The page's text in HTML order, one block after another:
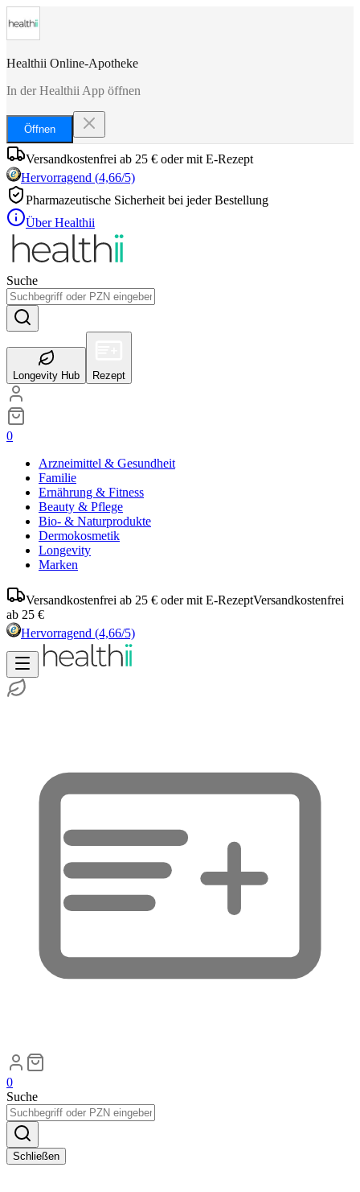
Healthii Online-Apotheke
In der Healthii App öffnen
Öffnen
Versandkostenfrei ab 25 € oder mit E-Rezept
Hervorragend (4,66/5)
Pharmazeutische Sicherheit bei jeder Bestellung
Über Healthii
Suche
Longevity Hub Rezept
0
Arzneimittel & Gesundheit
Familie
Ernährung & Fitness
Beauty & Pflege
Bio- & Naturprodukte
Dermokosmetik
Longevity
Marken
Versandkostenfrei ab 25 € oder mit E-RezeptVersandkostenfrei
ab 25 €
Hervorragend (4,66/5)
0
Suche
Schließen